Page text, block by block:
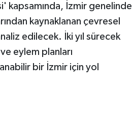
kapsamında, İzmir genelinde
kaynaklanan çevresel
edilecek. İki yıl sürecek
eylem planları
bir İzmir için yol